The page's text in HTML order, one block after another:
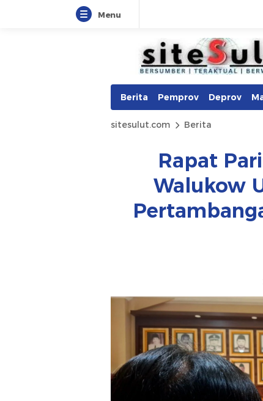
Menu
Berita Pemprov Deprov
sitesulut.com Berita
Rapat
Walukow